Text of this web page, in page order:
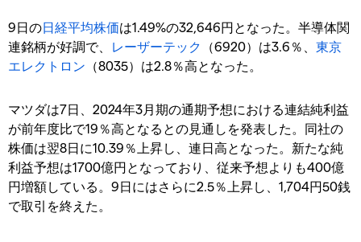
9日の日経平均株価は1.49%の32,646円となった。半導体関
連銘柄が好調で、
レーザーテック （6920）は3.6％、 東京
エレクトロン （8035）は2.8％高となった。
マツダは7日、2024年3月期の通期予想における連結純利益
が前年度比で19％高となるとの見通しを発表した。同社の
株価は翌8日に10.39％上昇し、連日高となった。新たな純
利益予想は1700億円となっており、従来予想よりも400億
円増額している。9日にはさらに2.5％上昇し、1,704円50銭
で取引を終えた。